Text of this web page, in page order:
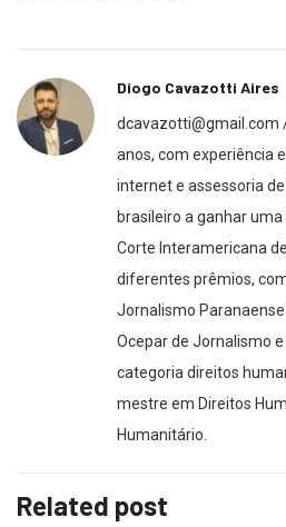
Diogo Cavazotti Aires
dcavazotti@gmail.com
anos, com experiência
internet e assessoria
brasileiro a ganhar
Corte Interamericana
diferentes prêmios,
Jornalismo
Ocepar de Jornalismo
categoria direitos
mestre em Direitos
Humanitário.
Related post